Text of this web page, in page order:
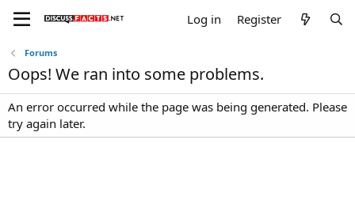
Log in Register
Forums
Oops! We ran into some problems.
An error occurred while the page was being generated. Please
try again later.